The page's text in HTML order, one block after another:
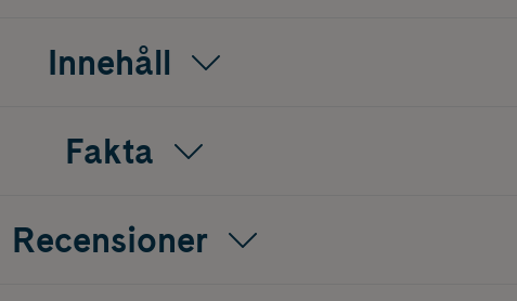
Innehåll
Fakta
Recensioner